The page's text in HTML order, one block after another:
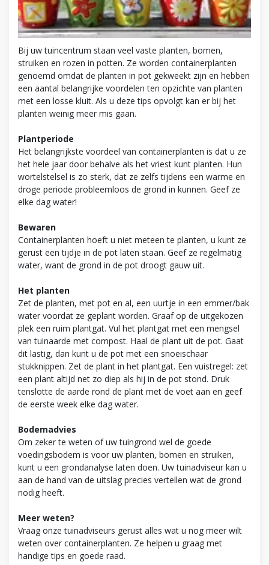
Bij uw tuincentrum staan veel vaste planten, bomen,
struiken en rozen in potten. Ze worden containerplanten
genoemd omdat de planten in pot gekweekt zijn en hebben
een aantal belangrijke voordelen ten opzichte van planten
met een losse kluit. Als u deze tips opvolgt kan er bij het
planten weinig meer mis gaan.
Plantperiode
Het belangrijkste voordeel van containerplanten is dat u ze
het hele jaar door behalve als het vriest kunt planten. Hun
wortelstelsel is zo sterk, dat ze zelfs tijdens een warme en
droge periode probleemloos de grond in kunnen. Geef ze
elke dag water!
Bewaren
Containerplanten hoeft u niet meteen te planten, u kunt ze
gerust een tijdje in de pot laten staan. Geef ze regelmatig
water, want de grond in de pot droogt gauw uit.
Het planten
Zet de planten, met pot en al, een uurtje in een emmer/bak
water voordat ze geplant worden. Graaf op de uitgekozen
plek een ruim plantgat. Vul het plantgat met een mengsel
van tuinaarde met compost. Haal de plant uit de pot. Gaat
dit lastig, dan kunt u de pot met een snoeischaar
stukknippen. Zet de plant in het plantgat. Een vuistregel: zet
een plant altijd net zo diep als hij in de pot stond. Druk
tenslotte de aarde rond de plant met de voet aan en geef
de eerste week elke dag water.
Bodemadvies
Om zeker te weten of uw tuingrond wel de goede
voedingsbodem is voor uw planten, bomen en struiken,
kunt u een grondanalyse laten doen. Uw tuinadviseur kan u
aan de hand van de uitslag precies vertellen wat de grond
nodig heeft.
Meer weten?
Vraag onze tuinadviseurs gerust alles wat u nog meer wilt
weten over containerplanten. Ze helpen u graag met
handige tips en goede raad.